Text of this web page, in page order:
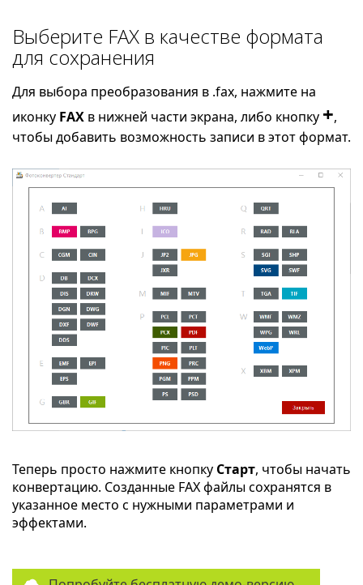
Выберите FAX в качестве формата
для сохранения
Для выбора преобразования в .fax, нажмите на
иконку FAX в нижней части экрана, либо кнопку +,
чтобы добавить возможность записи в этот формат.
Теперь просто нажмите кнопку Старт, чтобы начать
конвертацию. Созданные FAX файлы сохранятся в
указанное место с нужными параметрами и
эффектами.